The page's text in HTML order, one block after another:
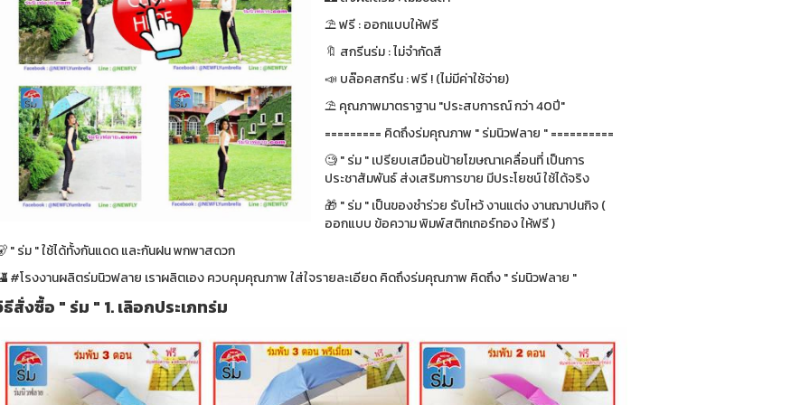
⛱ ฟรี : ออกแบบให้ฟรี
🔖 สกรีนร่ม : ไม่จำกัดสี
📣 บล๊อคสกรีน : ฟรี ! (ไม่มีค่าใช้จ่าย)
⛱ คุณภาพมาตราฐาน "ประสบการณ์ กว่า 40ปี"
========= คิดถึงร่มคุณภาพ " ร่มนิวฟลาย " ==========
🧐 " ร่ม " เปรียบเสมือนป้ายโฆษณาเคลื่อนที่ เป็นการ
ประชาสัมพันธ์ ส่งเสริมการขาย มีประโยชน์ ใช้ได้จริง
🎁 " ร่ม " เป็นของชำร่วย รับไหว้ งานแต่ง งานฌาปนกิจ (
ออกแบบ ข้อความ พิมพ์สติกเกอร์ทอง ให้ฟรี )
" ร่ม " ใช้ได้ทั้งกันแดด และกันฝน พกพาสดวก
#โรงงานผลิตร่มนิวฟลาย เราผลิตเอง ควบคุมคุณภาพ ใส่ใจรายละเอียด คิดถึงร่มคุณภาพ คิดถึง " ร่มนิวฟลาย "
สั่งซื้อ " ร่ม " 1. เลิอกประเภทร่ม